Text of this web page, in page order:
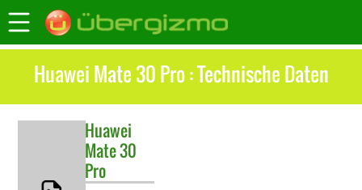
Huawei Mate 30 Pro : Technische Daten
Huawei
Mate 30
Pro